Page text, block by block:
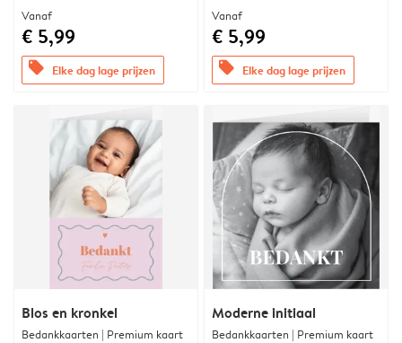
Vanaf
€ 5,99
offers Elke dag lage prijzen
Vanaf
€ 5,99
offers Elke dag lage prijzen
Blos en kronkel
Bedankkaarten | Premium kaart
Moderne initiaal
Bedankkaarten | Premium kaart